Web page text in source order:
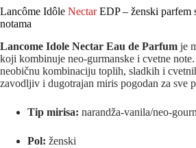
Lancôme Idôle NectarEDP – ženski parfem
notama
Lancome Idole Nectar Eau de Parfum je
koji kombinuje neo‑gurmanske i cvetne
neobičnu kombinaciju toplih, sladkih i
zavodljiv i dugotrajan miris pogodan za sve
Tip mirisa: narandža‐vanila/
Pol: ženski